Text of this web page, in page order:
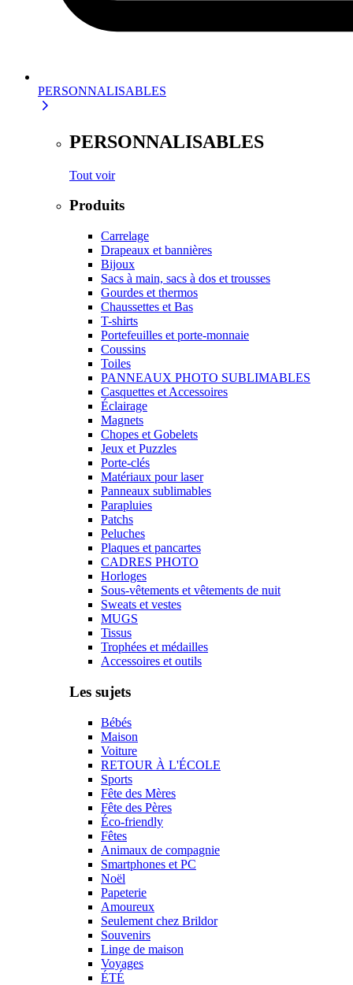
PERSONNALISABLES
PERSONNALISABLES
Tout voir
Produits
Carrelage
Drapeaux et bannières
Bijoux
Sacs à main, sacs à dos et trousses
Gourdes et thermos
Chaussettes et Bas
T-shirts
Portefeuilles et porte-monnaie
Coussins
Toiles
PANNEAUX PHOTO SUBLIMABLES
Casquettes et Accessoires
Éclairage
Magnets
Chopes et Gobelets
Jeux et Puzzles
Porte-clés
Matériaux pour laser
Panneaux sublimables
Parapluies
Patchs
Peluches
Plaques et pancartes
CADRES PHOTO
Horloges
Sous-vêtements et vêtements de nuit
Sweats et vestes
MUGS
Tissus
Trophées et médailles
Accessoires et outils
Les sujets
Bébés
Maison
Voiture
RETOUR À L'ÉCOLE
Sports
Fête des Mères
Fête des Pères
Éco-friendly
Fêtes
Animaux de compagnie
Smartphones et PC
Noël
Papeterie
Amoureux
Seulement chez Brildor
Souvenirs
Linge de maison
Voyages
ÉTÉ